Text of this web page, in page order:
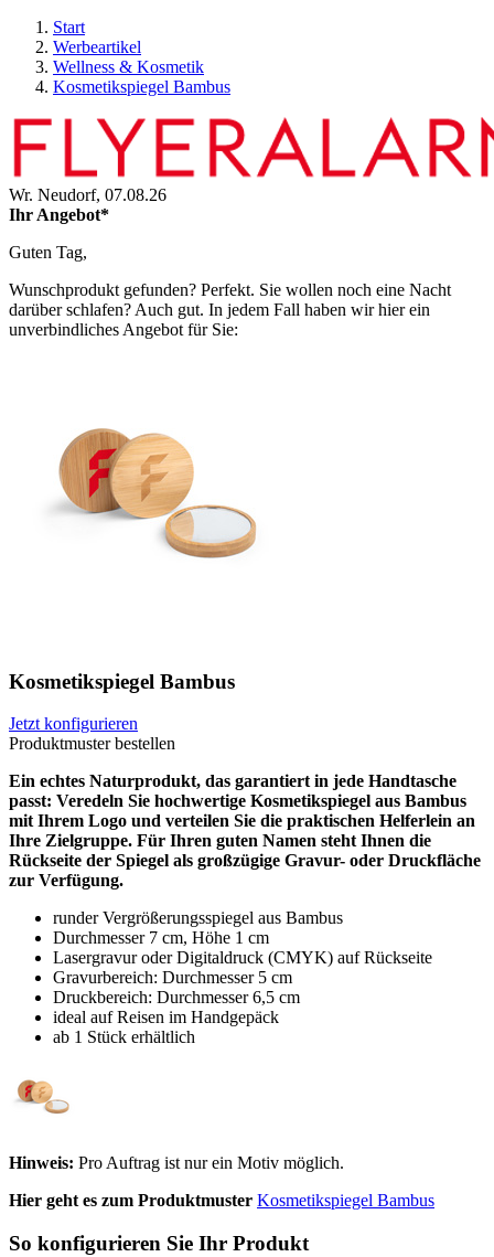
Start
Werbeartikel
Wellness & Kosmetik
Kosmetikspiegel Bambus
Wr. Neudorf, 07.08.26
Ihr Angebot*
Guten Tag,
Wunschprodukt gefunden? Perfekt. Sie wollen noch eine Nacht
darüber schlafen? Auch gut. In jedem Fall haben wir hier ein
unverbindliches Angebot für Sie:
Kosmetikspiegel Bambus
Jetzt konfigurieren
Produktmuster bestellen
Ein echtes Naturprodukt, das garantiert in jede Handtasche
passt: Veredeln Sie hochwertige Kosmetikspiegel aus Bambus
mit Ihrem Logo und verteilen Sie die praktischen Helferlein an
Ihre Zielgruppe. Für Ihren guten Namen steht Ihnen die
Rückseite der Spiegel als großzügige Gravur- oder Druckfläche
zur Verfügung.
runder Vergrößerungsspiegel aus Bambus
Durchmesser 7 cm, Höhe 1 cm
Lasergravur oder Digitaldruck (CMYK) auf Rückseite
Gravurbereich: Durchmesser 5 cm
Druckbereich: Durchmesser 6,5 cm
ideal auf Reisen im Handgepäck
ab 1 Stück erhältlich
Hinweis: Pro Auftrag ist nur ein Motiv möglich.
Hier geht es zum Produktmuster Kosmetikspiegel Bambus
So konfigurieren Sie Ihr Produkt